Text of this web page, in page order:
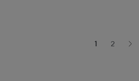
1(current)
2